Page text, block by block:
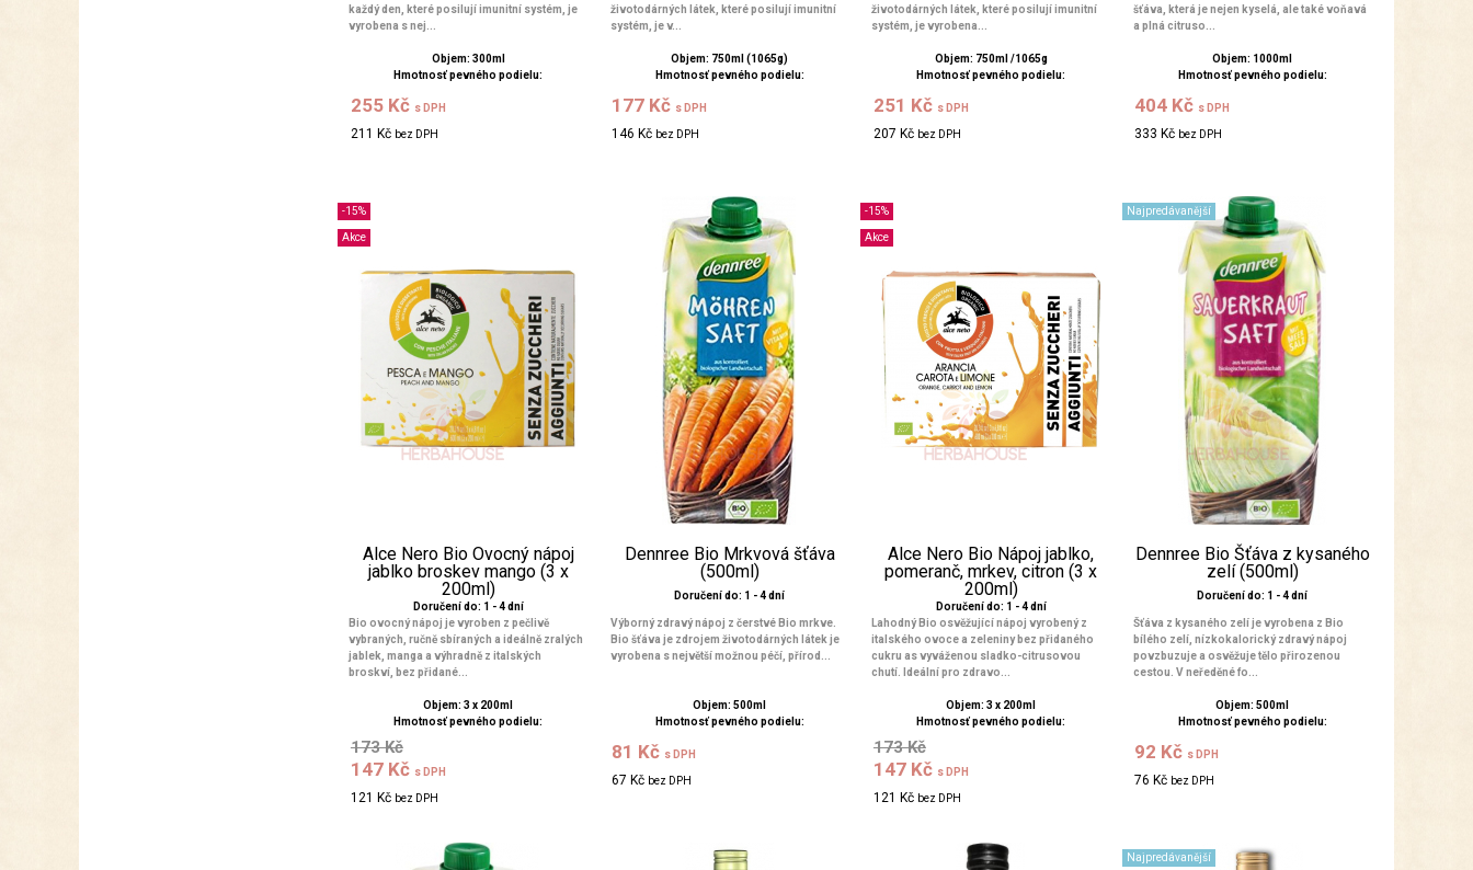
každý den, které posilují imunitní systém, je
vyrobena s nej...
Objem: 300ml
Hmotnosť pevného podielu:
255 Kč s DPH
211 Kč bez DPH
životodárných látek, které posilují imunitní
systém, je v...
Objem: 750ml (1065g)
Hmotnosť pevného podielu:
177 Kč s DPH
146 Kč bez DPH
životodárných látek, které posilují imunitní
systém, je vyrobena...
Objem: 750ml /1065g
Hmotnosť pevného podielu:
251 Kč s DPH
207 Kč bez DPH
šťáva, která je nejen kyselá, ale také voňavá
a plná citruso...
Objem: 1000ml
Hmotnosť pevného podielu:
404 Kč s DPH
333 Kč bez DPH
-15%
Akce
Alce Nero Bio Ovocný nápoj
jablko broskev mango (3 x
200ml)
Doručení do: 1 - 4 dní
Bio ovocný nápoj je vyroben z pečlivě
vybraných, ručně sbíraných a ideálně zralých
jablek, manga a výhradně z italských
broskví, bez přidané...
Objem: 3 x 200ml
Hmotnosť pevného podielu:
173 Kč
147 Kč s DPH
121 Kč bez DPH
Dennree Bio Mrkvová šťáva
(500ml)
Doručení do: 1 - 4 dní
Výborný zdravý nápoj z čerstvé Bio mrkve.
Bio šťáva je zdrojem životodárných látek je
vyrobena s největší možnou péčí, přírod...
Objem: 500ml
Hmotnosť pevného podielu:
81 Kč s DPH
67 Kč bez DPH
-15%
Akce
Alce Nero Bio Nápoj jablko,
pomeranč, mrkev, citron (3 x
200ml)
Doručení do: 1 - 4 dní
Lahodný Bio osvěžující nápoj vyrobený z
italského ovoce a zeleniny bez přidaného
cukru as vyváženou sladko-citrusovou
chutí. Ideální pro zdravo...
Objem: 3 x 200ml
Hmotnosť pevného podielu:
173 Kč
147 Kč s DPH
121 Kč bez DPH
Najpredávanější
Dennree Bio Šťáva z kysaného
zelí (500ml)
Doručení do: 1 - 4 dní
Šťáva z kysaného zelí je vyrobena z Bio
bílého zelí, nízkokalorický zdravý nápoj
povzbuzuje a osvěžuje tělo přirozenou
cestou. V neředěné fo...
Objem: 500ml
Hmotnosť pevného podielu:
92 Kč s DPH
76 Kč bez DPH
Najpredávanější